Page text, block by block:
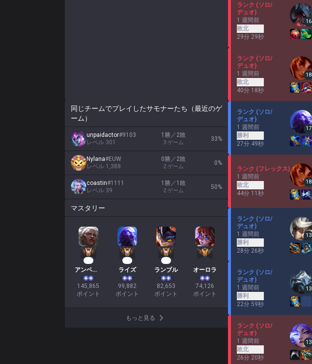
同じチームでプレイしたサモナーたち（最近のゲ
ーム）
unpaidactor#9103
レベル 301
1勝／2敗
3 ゲーム
33%
Nylana#EUW
レベル 1,388
0勝／2敗
2 ゲーム
0%
coastin#1111
レベル 39
1勝／1敗
2 ゲーム
50%
マスタリー
アンベッサ
145,865
ポイント
ライズ
99,882
ポイント
ランブル
82,653
ポイント
オーロラ
74,126
ポイント
もっと見る
ランク (ソロ/
デュオ)
1 週間前
敗北
29分 29秒
16
ランク (ソロ/
デュオ)
1 週間前
敗北
40分 18秒
18
ランク (ソロ/
デュオ)
1 週間前
勝利
27分 49秒
17
ランク (フレックス)
1 週間前
敗北
44分 11秒
18
ランク (ソロ/
デュオ)
1 週間前
勝利
28分 26秒
13
ランク (ソロ/
デュオ)
1 週間前
勝利
22分 59秒
13
ランク (ソロ/
デュオ)
1 週間前
敗北
26分 20秒
13